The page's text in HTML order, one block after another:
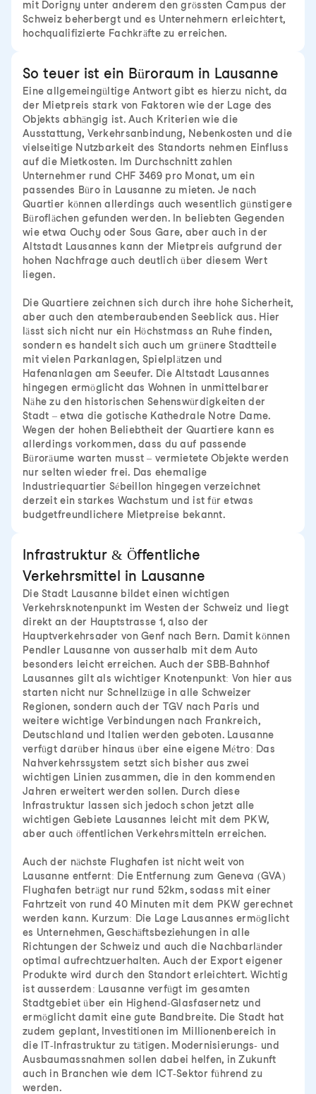
mit Dorigny unter anderem den grössten Campus der
Schweiz beherbergt und es Unternehmern erleichtert,
hochqualifizierte Fachkräfte zu erreichen.
So teuer ist ein Büroraum in Lausanne
Eine allgemeingültige Antwort gibt es hierzu nicht, da
der Mietpreis stark von Faktoren wie der Lage des
Objekts abhängig ist. Auch Kriterien wie die
Ausstattung, Verkehrsanbindung, Nebenkosten und die
vielseitige Nutzbarkeit des Standorts nehmen Einfluss
auf die Mietkosten. Im Durchschnitt zahlen
Unternehmer rund CHF 3469 pro Monat, um ein
passendes Büro in Lausanne zu mieten. Je nach
Quartier können allerdings auch wesentlich günstigere
Büroflächen gefunden werden. In beliebten Gegenden
wie etwa Ouchy oder Sous Gare, aber auch in der
Altstadt Lausannes kann der Mietpreis aufgrund der
hohen Nachfrage auch deutlich über diesem Wert
liegen.
Die Quartiere zeichnen sich durch ihre hohe Sicherheit,
aber auch den atemberaubenden Seeblick aus. Hier
lässt sich nicht nur ein Höchstmass an Ruhe finden,
sondern es handelt sich auch um grünere Stadtteile
mit vielen Parkanlagen, Spielplätzen und
Hafenanlagen am Seeufer. Die Altstadt Lausannes
hingegen ermöglicht das Wohnen in unmittelbarer
Nähe zu den historischen Sehenswürdigkeiten der
Stadt – etwa die gotische Kathedrale Notre Dame.
Wegen der hohen Beliebtheit der Quartiere kann es
allerdings vorkommen, dass du auf passende
Büroräume warten musst – vermietete Objekte werden
nur selten wieder frei. Das ehemalige
Industriequartier Sébeillon hingegen verzeichnet
derzeit ein starkes Wachstum und ist für etwas
budgetfreundlichere Mietpreise bekannt.
Infrastruktur & Öffentliche
Verkehrsmittel in Lausanne
Die Stadt Lausanne bildet einen wichtigen
Verkehrsknotenpunkt im Westen der Schweiz und liegt
direkt an der Hauptstrasse 1, also der
Hauptverkehrsader von Genf nach Bern. Damit können
Pendler Lausanne von ausserhalb mit dem Auto
besonders leicht erreichen. Auch der SBB-Bahnhof
Lausannes gilt als wichtiger Knotenpunkt: Von hier aus
starten nicht nur Schnellzüge in alle Schweizer
Regionen, sondern auch der TGV nach Paris und
weitere wichtige Verbindungen nach Frankreich,
Deutschland und Italien werden geboten. Lausanne
verfügt darüber hinaus über eine eigene Métro: Das
Nahverkehrssystem setzt sich bisher aus zwei
wichtigen Linien zusammen, die in den kommenden
Jahren erweitert werden sollen. Durch diese
Infrastruktur lassen sich jedoch schon jetzt alle
wichtigen Gebiete Lausannes leicht mit dem PKW,
aber auch öffentlichen Verkehrsmitteln erreichen.
Auch der nächste Flughafen ist nicht weit von
Lausanne entfernt: Die Entfernung zum Geneva (GVA)
Flughafen beträgt nur rund 52km, sodass mit einer
Fahrtzeit von rund 40 Minuten mit dem PKW gerechnet
werden kann. Kurzum: Die Lage Lausannes ermöglicht
es Unternehmen, Geschäftsbeziehungen in alle
Richtungen der Schweiz und auch die Nachbarländer
optimal aufrechtzuerhalten. Auch der Export eigener
Produkte wird durch den Standort erleichtert. Wichtig
ist ausserdem: Lausanne verfügt im gesamten
Stadtgebiet über ein Highend-Glasfasernetz und
ermöglicht damit eine gute Bandbreite. Die Stadt hat
zudem geplant, Investitionen im Millionenbereich in
die IT-Infrastruktur zu tätigen. Modernisierungs- und
Ausbaumassnahmen sollen dabei helfen, in Zukunft
auch in Branchen wie dem ICT-Sektor führend zu
werden.